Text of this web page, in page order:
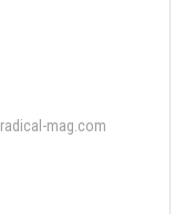
radical-mag.com